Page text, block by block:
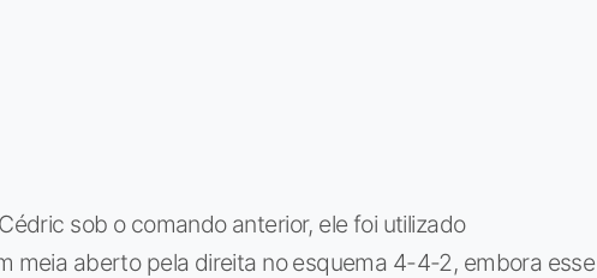
sob o comando anterior, ele foi utilizado
meia aberto pela direita no esquema 4-4-2, embora esse